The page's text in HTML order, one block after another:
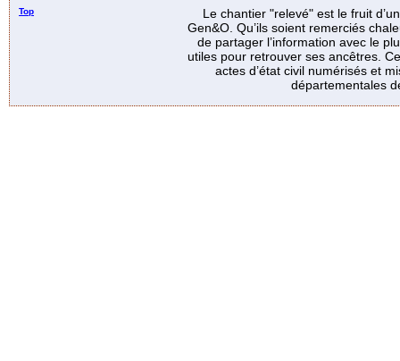
Top
Le chantier "relevé" est le fruit
Gen&O. Qu’ils soient remerciés
de partager l’information avec le
utiles pour retrouver ses ancêtres.
actes d’état civil numérisés et
départementales